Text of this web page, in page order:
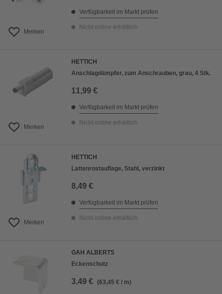
Merken
Verfügbarkeit im Markt prüfen
Nicht online erhältlich
Merken
HETTICH
Anschlagdämpfer, zum Anschrauben, grau, 4 Stk.
11,99 €
Verfügbarkeit im Markt prüfen
Nicht online erhältlich
Merken
HETTICH
Lattenrostauflage, Stahl, verzinkt
8,49 €
Verfügbarkeit im Markt prüfen
Nicht online erhältlich
GAH ALBERTS
Eckenschutz
3,49 € (63,45 € / m)